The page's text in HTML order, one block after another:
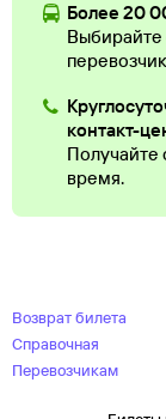
Более 20
Выбирайте
контакт-
Получайте
время.
Возврат билета
Справочная
Перевозчикам